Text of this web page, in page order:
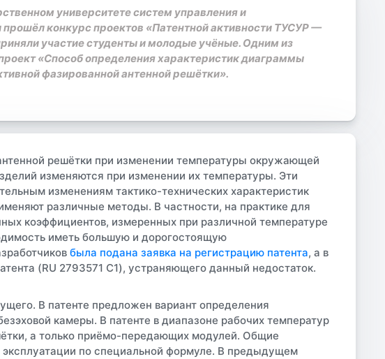
университете систем управления и
прошёл конкурс проектов «Патентной активности ТУСУР —
участие студенты и молодые учёные. Одним из
«Способ определения характеристик диаграммы
фазированной антенной решётки».
решётки при изменении температуры окружающей
изменяются при изменении их температуры. Эти
изменениям тактико-технических характеристик
различные методы. В частности, на практике для
коэффициентов, измеренных при различной температуре
иметь большую и дорогостоящую
была подана заявка на регистрацию патента, а в
(RU 2793571 C1), устраняющего данный недостаток.
В патенте предложен вариант определения
камеры. В патенте в диапазоне рабочих температур
а только приёмо-передающих модулей. Общие
по специальной формуле. В предыдущем